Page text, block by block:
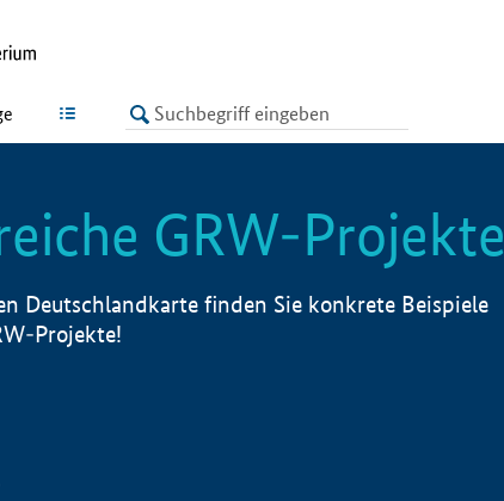
LISTE
GRW-Projekte
Deutschlandkarte finden Sie konkrete Beispiele
Projekte!